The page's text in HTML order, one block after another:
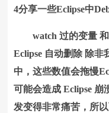
4分享一些Eclipse中
watch 过的变量 和
Eclipse 自动删除 除
中，这些数值会拖慢
可能会造成 Eclipse 崩
发变得非常痛苦，所